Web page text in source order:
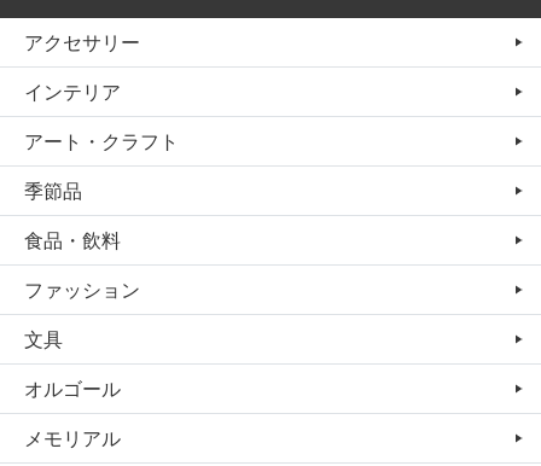
アクセサリー
インテリア
アート・クラフト
季節品
食品・飲料
ファッション
文具
オルゴール
メモリアル